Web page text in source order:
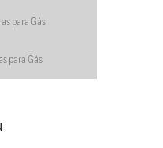
para Gás
para Gás